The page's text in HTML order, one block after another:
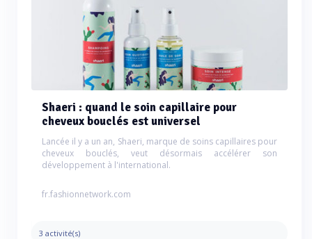
Shaeri : quand le soin capillaire pour
cheveux bouclés est universel
Lancée il y a un an, Shaeri, marque de soins capillaires pour
cheveux bouclés, veut désormais accélérer son
développement à l'international.
fr.fashionnetwork.com
3 activité(s)